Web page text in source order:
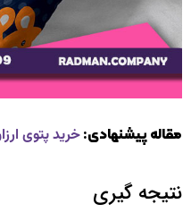
مقاله پیشنهادی:خرید پتوی
نتیجه گیری